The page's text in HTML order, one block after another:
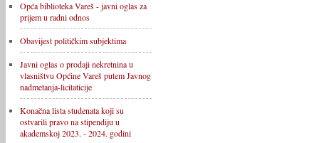
Opća biblioteka Vareš - javni oglas za
prijem u radni odnos
Obavijest političkim subjektima
Javni oglas o prodaji nekretnina u
vlasništvu Općine Vareš putem Javnog
nadmetanja-licitaticije
Konačna lista studenata koji su
ostvarili pravo na stipendiju u
akademskoj 2023. - 2024. godini